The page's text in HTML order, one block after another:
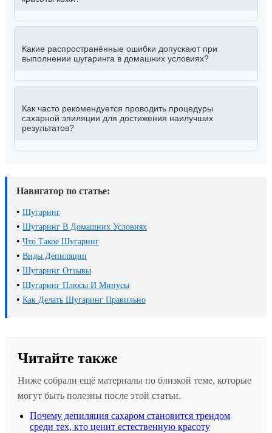
Какие распространённые ошибки допускают при
выполнении шугаринга в домашних условиях?
Как часто рекомендуется проводить процедуры
сахарной эпиляции для достижения наилучших
результатов?
Навигатор по статье:
• Шугаринг
• Шугаринг В Домашних Условиях
• Что Такое Шугаринг
• Виды Депиляции
• Шугаринг Отзывы
• Шугаринг Плюсы И Минусы
• Как Делать Шугаринг Правильно
Читайте также
Ниже собрали ещё материалы по близкой теме, которые
могут быть полезны после этой статьи.
Почему депиляция сахаром становится трендом
среди тех, кто ценит естественную красоту